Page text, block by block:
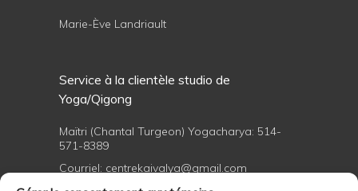
Marie-Ève Landriault
Service à la clientèle studio de
Yoga/Qigong
Maïtri (Chantal Turgeon) Yogacharya: 514-
571-8389
Courriel: centrekaivalya@gmail.com